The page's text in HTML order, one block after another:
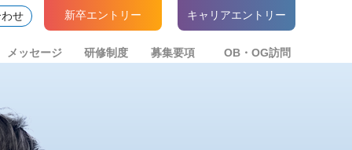
せ 新卒エントリー キャリアエントリー
メッセージ 研修制度 募集要項 OB・OG訪問